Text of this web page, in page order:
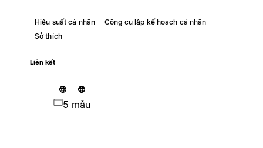
Hiệu suất cá nhân
Công cụ lập kế hoạch cá nhân
Sở thích
Liên kết
5 mẫu